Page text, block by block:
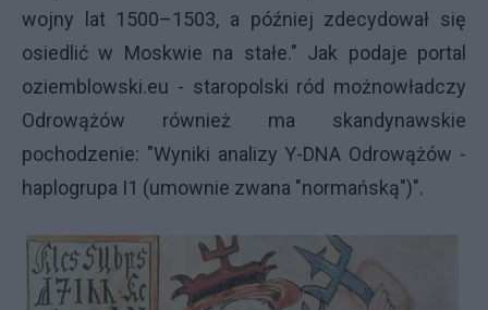
wojny lat 1500–1503, a później zdecydował się
osiedlić w Moskwie na stałe." Jak podaje portal
oziemblowski.eu - staropolski ród możnowładczy
Odrowążów również ma skandynawskie
pochodzenie: "Wyniki analizy Y-DNA Odrowążów -
haplogrupa I1 (umownie zwana "normańską")".